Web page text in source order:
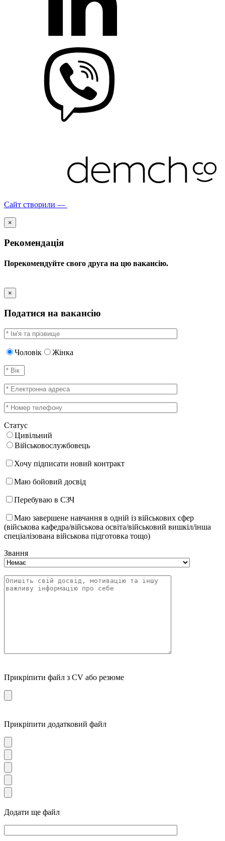
Сайт створили —
×
Рекомендація
Порекомендуйте свого друга на цю вакансію.
×
Податися на вакансію
Чоловік Жінка
Статус
Цивільний
Військовослужбовець
Хочу підписати новий контракт
Маю бойовий досвід
Перебуваю в СЗЧ
Маю завершене навчання в одній із військових сфер
(військова кафедра/військова освіта/військовий вишкіл/інша
спеціалізована військова підготовка тощо)
Звання
Прикріпити файл з CV або резюме
Прикріпити додатковий файл
Додати ще файл